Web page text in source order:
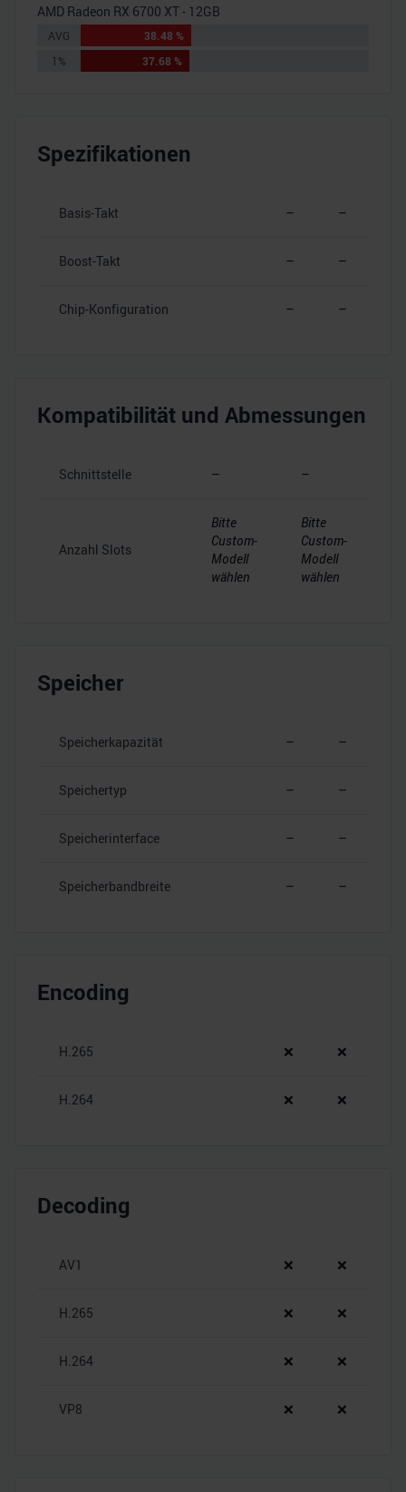
AMD Radeon RX 6700 XT - 12GB
AVG
38.48 %
1%
37.68 %
Spezifikationen
Basis-Takt – –
Boost-Takt – –
Chip-Konfiguration – –
Kompatibilität und Abmessungen
Schnittstelle – –
Anzahl Slots
Bitte
Custom-
Modell
wählen
Bitte
Custom-
Modell
wählen
Speicher
Speicherkapazität – –
Speichertyp – –
Speicherinterface – –
Speicherbandbreite – –
Encoding
H.265 ❌ ❌
H.264 ❌ ❌
Decoding
AV1 ❌ ❌
H.265 ❌ ❌
H.264 ❌ ❌
VP8 ❌ ❌